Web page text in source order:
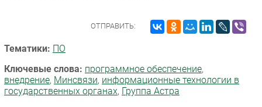
ОТПРАВИТЬ:
Тематики: ПО
Ключевые слова: программное обеспечение,
внедрение, Минсвязи, информационные технологии в
государственных органах, Группа Астра